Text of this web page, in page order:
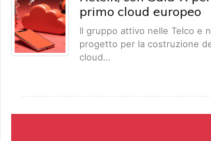
primo cloud europeo
Il gruppo attivo nelle Telco e
progetto per la costruzione
cloud…